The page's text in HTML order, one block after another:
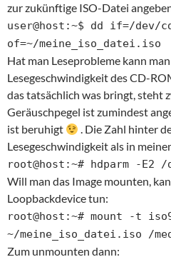
zur zukünftige ISO-Datei
user@host:~$ dd if=/dev/
of=~/meine_iso_datei.iso
Hat man Leseprobleme kann
Lesegeschwindigkeit des CD-
das tatsächlich was bringt, steht
Geräuschpegel ist zumindest
ist beruhigt
. Die Zahl hinter
Lesegeschwindigkeit als in
root@host:~# hdparm -E2 /
Will man das Image mounten,
Loopbackdevice tun:
root@host:~# mount -t
~/meine_iso_datei.iso /
Zum unmounten dann: